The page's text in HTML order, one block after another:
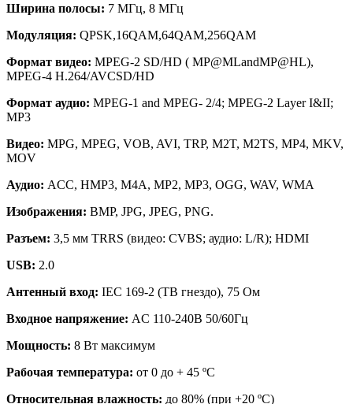
Ширина полосы: 7 МГц, 8 МГц
Модуляция: QPSK,16QAM,64QAM,256QAM
Формат видео: MPEG-2 SD/HD ( MP@MLandMP@HL),
MPEG-4 H.264/AVCSD/HD
Формат аудио: MPEG-1 and MPEG- 2/4; MPEG-2 Layer I&II;
MP3
Видео: MPG, MPEG, VOB, AVI, TRP, M2T, M2TS, MP4, MKV,
MOV
Аудио: ACC, HMP3, M4A, MP2, MP3, OGG, WAV, WMA
Изображения: BMP, JPG, JPEG, PNG.
Разъем: 3,5 мм TRRS (видео: CVBS; аудио: L/R); HDMI
USB: 2.0
Антенный вход: IEC 169-2 (ТВ гнездо), 75 Ом
Входное напряжение: AC 110-240В 50/60Гц
Мощность: 8 Вт максимум
Рабочая температура: от 0 до + 45 ºС
Относительная влажность: до 80% (при +20 ºС)